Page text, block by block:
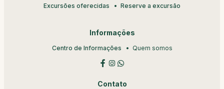
Excursões oferecidas Reserve a excursão
Informações
Centro de Informações Quem somos
Contato